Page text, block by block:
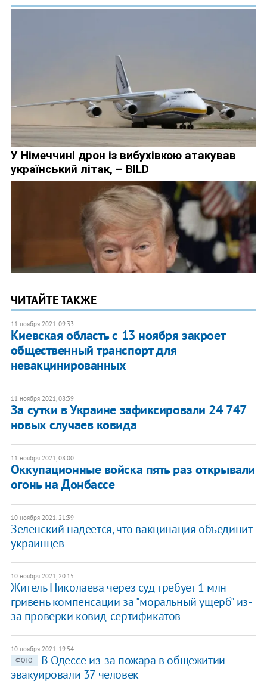
ЧИТАЙТЕ ТАКЖЕ
11 ноября 2021, 09:33
Киевская область с 13 ноября закроет
общественный транспорт для
невакцинированных
11 ноября 2021, 08:39
За сутки в Украине зафиксировали 24 747
новых случаев ковида
11 ноября 2021, 08:00
Оккупационные войска пять раз открывали
огонь на Донбассе
10 ноября 2021, 21:39
Зеленский надеется, что вакцинация объединит
украинцев
10 ноября 2021, 20:15
​Житель Николаева через суд требует 1 млн
гривень компенсации за "моральный ущерб" из-
за проверки ковид-сертификатов
10 ноября 2021, 19:54
ФОТО
В Одессе из-за пожара в общежитии
эвакуировали 37 человек